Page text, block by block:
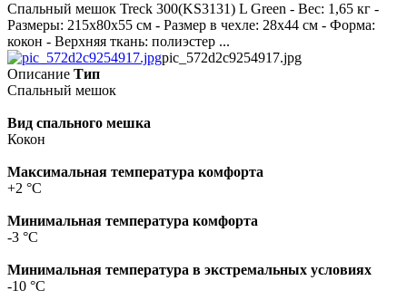
Спальный мешок Treck 300(KS3131) L Green - Вес: 1,65 кг -
Размеры: 215х80х55 см - Размер в чехле: 28х44 см - Форма:
кокон - Верхняя ткань: полиэстер ...
pic_572d2c9254917.jpg
Описание Тип
Спальный мешок
Вид спального мешка
Кокон
Максимальная температура комфорта
+2 °C
Минимальная температура комфорта
-3 °C
Минимальная температура в экстремальных условиях
-10 °C